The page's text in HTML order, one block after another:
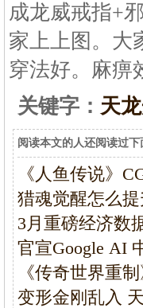
成龙威戒指+
家上上图。大
穿法好。麻痹
关键字： 天
阅读本文的人还阅读过下
《人鱼传说》
猎魂觉醒怎么
3月重磅经济数
官宣Google AI
《传奇世界重
变形金刚乱入